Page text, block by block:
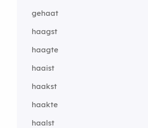
gehaat
haagst
haagte
haaist
haakst
haakte
haalst